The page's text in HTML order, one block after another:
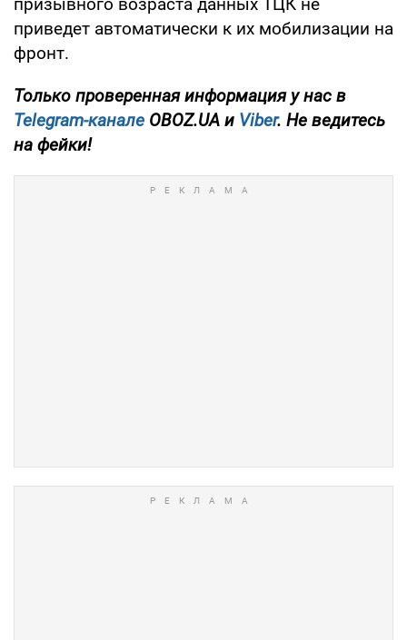
приведет автоматически к их мобилизации на
фронт.
Только проверенная информация у нас в
Telegram-канале OBOZ.UA и Viber. Не ведитесь
на фейки!